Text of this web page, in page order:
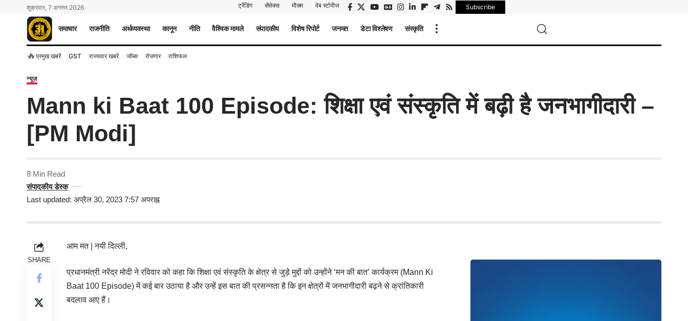
शुक्रवार, 7 अगस्त 2026 ट्रेंडिंग सेंसेक्स मौसम वेब स्टोरीज Subscribe
समाचार राजनीति अर्थव्यवस्था कानून नीति वैश्विक मामले संपादकीय विशेष रिपोर्ट जनमत डेटा विश्लेषण संस्कृति
🔥 प्रमुख खबरें GST राज्यवार खबरें जॉब्स रोजगार राशिफल
न्यूज़
Mann ki Baat 100 Episode: शिक्षा एवं संस्कृति में बढ़ी है जनभागीदारी –
[PM Modi]
Last updated: अप्रैल 30, 2023 7:57 अपराह्न
संपादकीय डेस्क
8 Min Read
SHARE
आम मत|नयी दिल्ली,
प्रधानमंत्री नरेंद्र मोदी ने रविवार को कहा कि शिक्षा एवं संस्कृति के क्षेत्र से जुड़े मुद्दों को उन्होंने ‘मन की बात’ कार्यक्रम (Mann Ki
Baat 100 Episode) में कई बार उठाया है और उन्हें इस बात की प्रसन्नता है कि इन क्षेत्रों में जनभागीदारी बढ़ने से क्रांतिकारी
बदलाव आए हैं।